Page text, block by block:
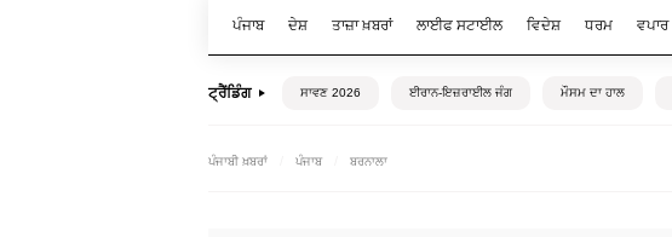
ਪੰਜਾਬ ਦੇਸ਼ ਤਾਜ਼ਾ ਖ਼ਬਰਾਂ ਲਾਈਫ ਸਟਾਈਲ ਵਿਦੇਸ਼ ਧਰਮ ਵਪਾਰ
ਟ੍ਰੈਂਡਿੰਗ ਸਾਵਣ 2026 ਈਰਾਨ-ਇਜ਼ਰਾਈਲ ਜੰਗ ਮੌਸਮ ਦਾ ਹਾਲ
ਪੰਜਾਬੀ ਖ਼ਬਰਾਂ ਪੰਜਾਬ ਬਰਨਾਲਾ